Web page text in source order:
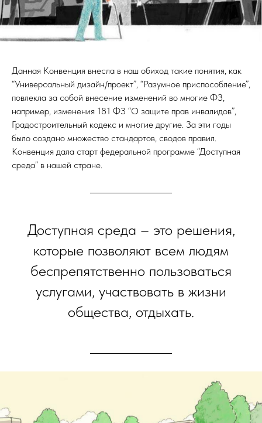
Данная Конвенция внесла в наш обиход такие понятия, как
“Универсальный дизайн/проект”, “Разумное приспособление”,
повлекла за собой внесение изменений во многие ФЗ,
например, изменения 181 ФЗ “О защите прав инвалидов”,
Градостроительный кодекс и многие другие. За эти годы
было создано множество стандартов, сводов правил.
Конвенция дала старт федеральной программе “Доступная
среда” в нашей стране.
Доступная среда – это решения,
которые позволяют всем людям
беспрепятственно пользоваться
услугами, участвовать в жизни
общества, отдыхать.